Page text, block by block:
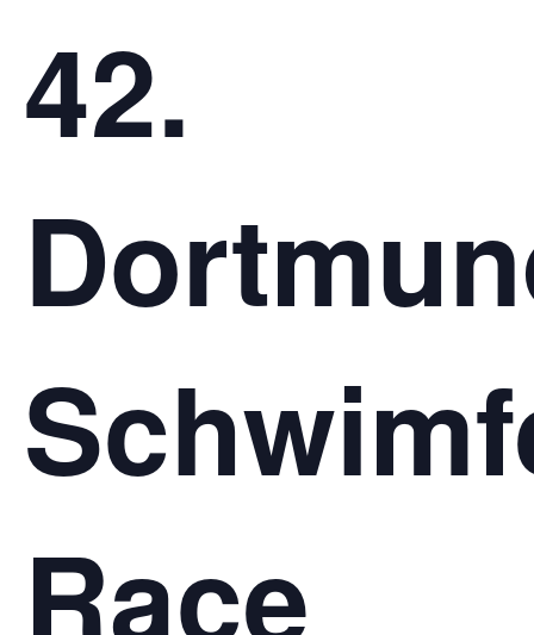
42.
Race